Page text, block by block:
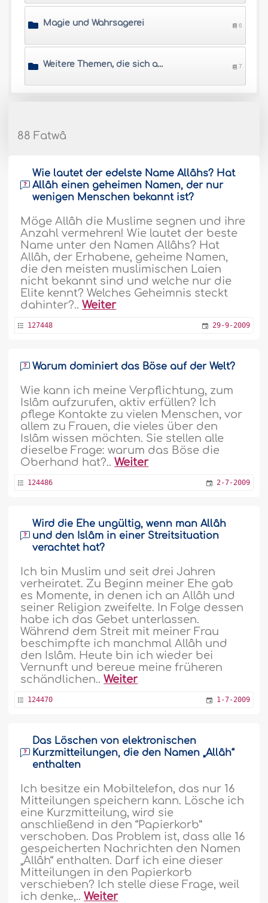
Magie und Wahrsagerei 6
Weitere Themen, die sich auf die 'Aqîda beziehen 7
88 Fatwâ
Wie lautet der edelste Name Allâhs? Hat
Allâh einen geheimen Namen, der nur
wenigen Menschen bekannt ist?
Möge Allâh die Muslime segnen und ihre
Anzahl vermehren! Wie lautet der beste
Name unter den Namen Allâhs? Hat
Allâh, der Erhabene, geheime Namen,
die den meisten muslimischen Laien
nicht bekannt sind und welche nur die
Elite kennt? Welches Geheimnis steckt
dahinter?..Weiter
127448 29-9-2009
Warum dominiert das Böse auf der Welt?
Wie kann ich meine Verpflichtung, zum
Islâm aufzurufen, aktiv erfüllen? Ich
pflege Kontakte zu vielen Menschen, vor
allem zu Frauen, die vieles über den
Islâm wissen möchten. Sie stellen alle
dieselbe Frage: warum das Böse die
Oberhand hat?..Weiter
124486 2-7-2009
Wird die Ehe ungültig, wenn man Allâh
und den Islâm in einer Streitsituation
verachtet hat?
Ich bin Muslim und seit drei Jahren
verheiratet. Zu Beginn meiner Ehe gab
es Momente, in denen ich an Allâh und
seiner Religion zweifelte. In Folge dessen
habe ich das Gebet unterlassen.
Während dem Streit mit meiner Frau
beschimpfte ich manchmal Allâh und
den Islâm. Heute bin ich wieder bei
Vernunft und bereue meine früheren
schändlichen..Weiter
124470 1-7-2009
Das Löschen von elektronischen
Kurzmitteilungen, die den Namen „Allâh“
enthalten
Ich besitze ein Mobiltelefon, das nur 16
Mitteilungen speichern kann. Lösche ich
eine Kurzmitteilung, wird sie
anschließend in den “Papierkorb”
verschoben. Das Problem ist, dass alle 16
gespeicherten Nachrichten den Namen
„Allâh“ enthalten. Darf ich eine dieser
Mitteilungen in den Papierkorb
verschieben? Ich stelle diese Frage, weil
ich denke,..Weiter